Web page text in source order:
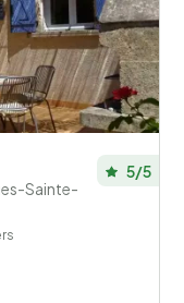
Sainte-
5/5